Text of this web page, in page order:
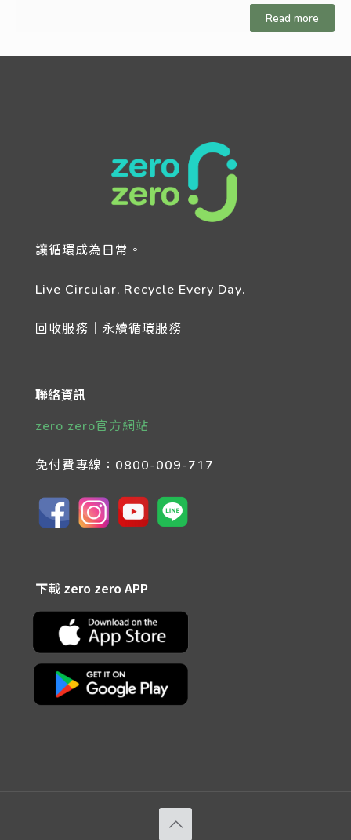
Read more
讓循環成為日常。
Live Circular, Recycle Every Day.
回收服務｜永續循環服務
聯絡資訊
zero zero官方網站
免付費專線： 0800-009-717
下載 zero zero APP